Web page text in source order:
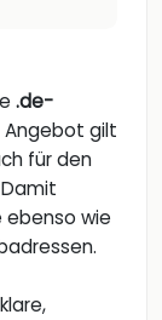
.de-
Angebot gilt
für den
ebenso wie